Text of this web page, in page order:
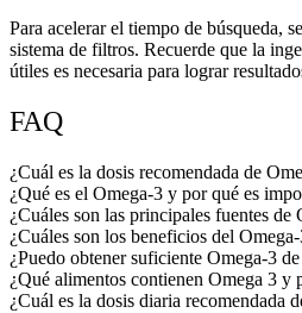
Para acelerar el tiempo de búsqueda,
sistema de filtros. Recuerde que la
útiles es necesaria para lograr
FAQ
¿Cuál es la dosis recomendada de
¿Qué es el Omega-3 y por qué es
¿Cuáles son las principales fuentes de
¿Cuáles son los beneficios del
¿Puedo obtener suficiente Omega-3
¿Qué alimentos contienen Omega 3 y
¿Cuál es la dosis diaria recomendada